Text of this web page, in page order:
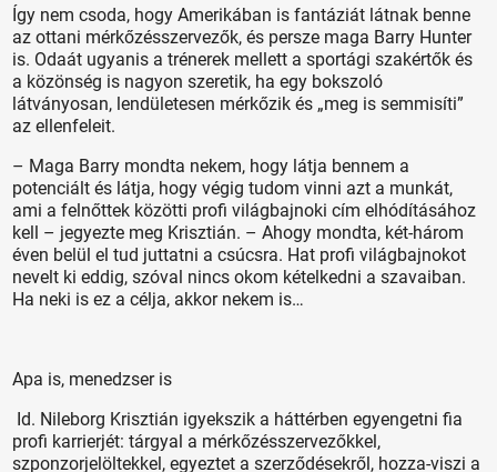
Így nem csoda, hogy Amerikában is fantáziát látnak benne
az ottani mérkőzésszervezők, és persze maga Barry Hunter
is. Odaát ugyanis a trénerek mellett a sportági szakértők és
a közönség is nagyon szeretik, ha egy bokszoló
látványosan, lendületesen mérkőzik és „meg is semmisíti”
az ellenfeleit.
– Maga Barry mondta nekem, hogy látja bennem a
potenciált és látja, hogy végig tudom vinni azt a munkát,
ami a felnőttek közötti profi világbajnoki cím elhódításához
kell – jegyezte meg Krisztián. – Ahogy mondta, két-három
éven belül el tud juttatni a csúcsra. Hat profi világbajnokot
nevelt ki eddig, szóval nincs okom kételkedni a szavaiban.
Ha neki is ez a célja, akkor nekem is…
Apa is, menedzser is
Id. Nileborg Krisztián igyekszik a háttérben egyengetni fia
profi karrierjét: tárgyal a mérkőzésszervezőkkel,
szponzorjelöltekkel, egyeztet a szerződésekről, hozza-viszi a